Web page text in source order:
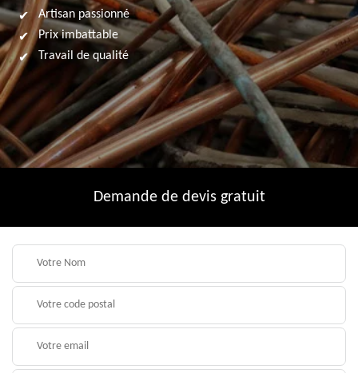
Artisan passionné
Prix imbattable
Travail de qualité
Demande de devis gratuit